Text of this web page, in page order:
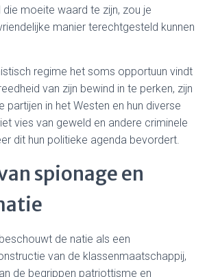
moeite waard te zijn, zou je
manier terechtgesteld kunnen
regime het soms opportuun vindt
van zijn bewind in te perken, zijn
partijen in het Westen en hun diverse
vies van geweld en andere criminele
dit hun politieke agenda bevordert.
spionage en
de natie als een
van de klassenmaatschappij,
de begrippen patriottisme en